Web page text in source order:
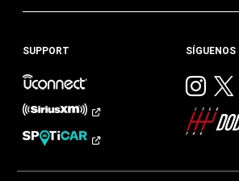
SUPPORT SÍGUENOS
en